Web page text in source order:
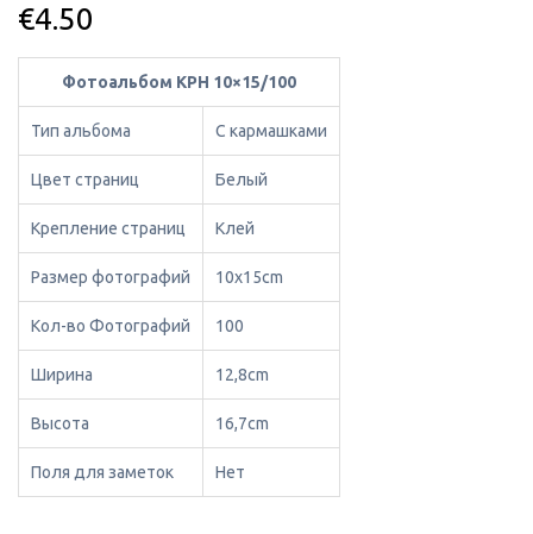
€4.50
Фотоальбом KPH 10×15/100
Тип альбома С кармашками
Цвет страниц Белый
Крепление страниц Клей
Размер фотографий 10x15cm
Кол-во Фотографий 100
Ширина 12,8cm
Высота 16,7cm
Поля для заметок Нет